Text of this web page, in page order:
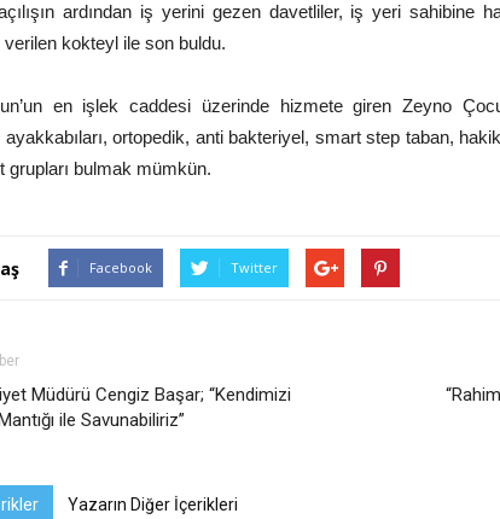
ardından iş yerini gezen davetliler, iş yeri sahibine
kokteyl ile son buldu.
en işlek caddesi üzerinde hizmete giren Zeyno
ortopedik, anti bakteriyel, smart step taban,
grupları bulmak mümkün.
Facebook Twitter
Müdürü Cengiz Başar; “Kendimizi
ile Savunabiliriz”
Yazarın Diğer İçerikleri